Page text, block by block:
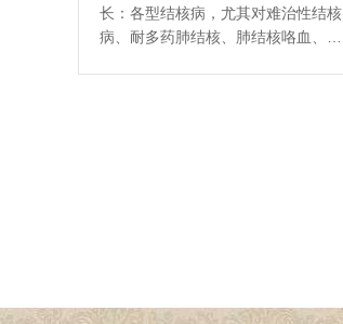
长：各型结核病，尤其对难治性结核
病、耐多药肺结核、肺结核咯血、结